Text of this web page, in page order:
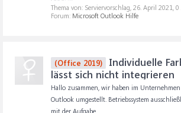
Thema von: Serviervorschlag, 26. April 2021,
Forum: Microsoft Outlook Hilfe
(Office 2019)
Individuelle
lässt sich nicht integrieren
Hallo zusammen, wir haben im
Outlook umgestellt. Betriebssystem
mit der Aufgabe...